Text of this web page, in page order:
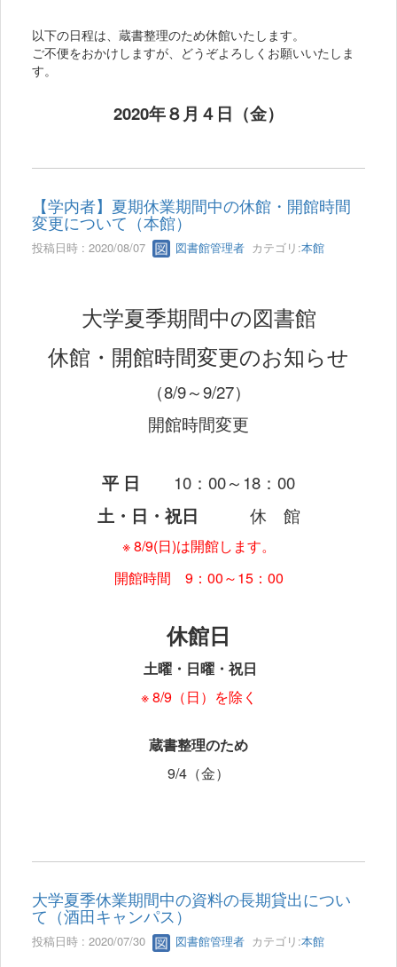
以下の日程は、蔵書整理のため休館いたします。
ご不便をおかけしますが、どうぞよろしくお願いいたしま
す。
2020年８月４日（金）
【学内者】夏期休業期間中の休館・開館時間
変更について（本館）
投稿日時 : 2020/08/07 図書館管理者 カテゴリ:本館
大学夏季期間中の図書館
休館・開館時間変更のお知らせ
（8/9～9/27）
開館時間変更
平 日 10：00～18：00
土・日・祝日 休 館
※ 8/9(日)は開館します。
開館時間 9：00～15：00
休館日
土曜・日曜・祝日
※ 8/9（日）を除く
蔵書整理のため
9/4（金）
大学夏季休業期間中の資料の長期貸出につい
て（酒田キャンパス）
投稿日時 : 2020/07/30 図書館管理者 カテゴリ:本館